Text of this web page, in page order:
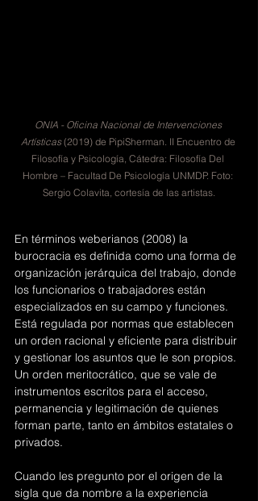
ONIA - Oficina Nacional de Intervenciones
Artísticas (2019) de PipiSherman. II Encuentro de
Filosofía y Psicología, Cátedra: Filosofía Del
Hombre – Facultad De Psicología UNMDP. Foto:
Sergio Colavita, cortesía de las artistas.
En términos weberianos (2008) la
burocracia es definida como una forma de
organización jerárquica del trabajo, donde
los funcionarios o trabajadores están
especializados en su campo y funciones.
Está regulada por normas que establecen
un orden racional y eficiente para distribuir
y gestionar los asuntos que le son propios.
Un orden meritocrático, que se vale de
instrumentos escritos para el acceso,
permanencia y legitimación de quienes
forman parte, tanto en ámbitos estatales o
privados.
Cuando les pregunto por el origen de la
sigla que da nombre a la experiencia